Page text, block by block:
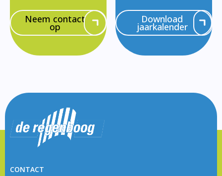
Neem contact
op
Download
jaarkalender
CONTACT